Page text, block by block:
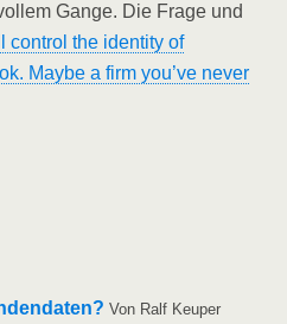
Gan­ge. Die Fra­ge und
con­trol the iden­ti­ty of
May­be a firm you’ve never
Von Ralf Keu­per